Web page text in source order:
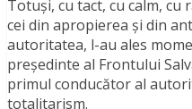
Totuşi, cu tact, cu calm,
cei din apropierea şi din
autoritatea, l-au ales
preşedinte al Frontului
primul conducător al
totalitarism.